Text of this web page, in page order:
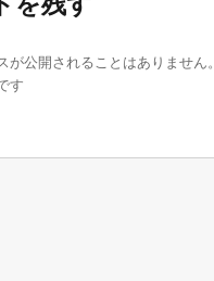
が公開されることはありません。
す